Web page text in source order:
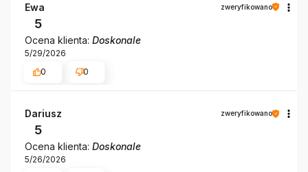
Ewa zweryfikowano
5
Ocena klienta: Doskonale
5/29/2026
0
0
Dariusz zweryfikowano
5
Ocena klienta: Doskonale
5/26/2026